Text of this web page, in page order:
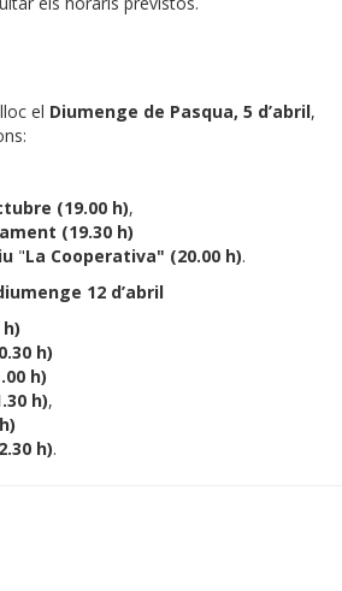
el Diumenge de Pasqua, 5 d’abril,
(19.00 h),
(19.30 h)
"La Cooperativa" (20.00 h).
12 d’abril
h)
h)
h),
h).